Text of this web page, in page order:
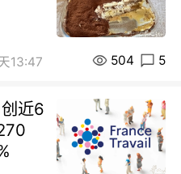
13:47 504 5
近6